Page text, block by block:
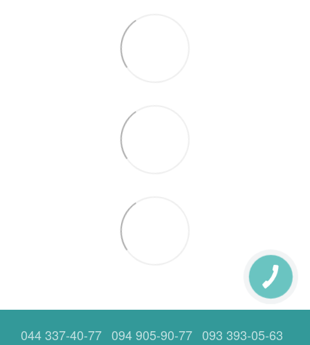
044 337-40-77 094 905-90-77 093 393-05-63